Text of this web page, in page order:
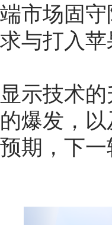
端市场固
求与打入
显示技术
的爆发，以
预期，下